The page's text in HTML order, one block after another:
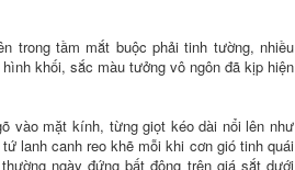
trong tầm mắt buộc phải tinh tường, nhiều
khối, sắc màu tưởng vô ngôn đã kịp hiện
vào mặt kính, từng giọt kéo dài nổi lên như
lanh canh reo khẽ mỗi khi cơn gió tinh quái
ngày đứng bất động trên giá sắt dưới